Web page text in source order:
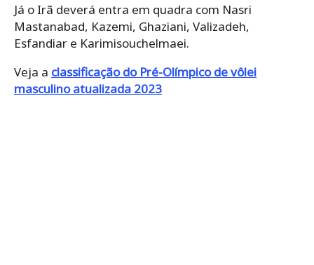
Já o Irã deverá entra em quadra com Nasri
Mastanabad, Kazemi, Ghaziani, Valizadeh,
Esfandiar e Karimisouchelmaei.
Veja a classificação do Pré-Olímpico de vôlei
masculino atualizada 2023